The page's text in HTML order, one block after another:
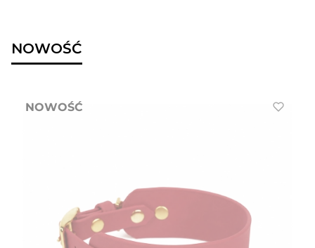
NOWOŚĆ
NOWOŚĆ